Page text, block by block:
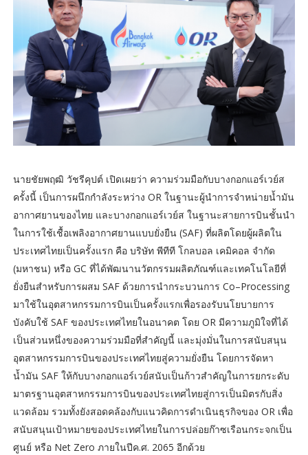
นายชัยพฤฒิ วัชรีคุปต์ เปิดเผยว่า ความร่วมมือกับบางกอกแอร์เวย์ส
ครั้งนี้ เป็นการผนึกกำลังระหว่าง OR ในฐานะผู้นำการจำหน่ายน้ำมัน
อากาศยานของไทย และบางกอกแอร์เวย์ส ในฐานะสายการบินชั้นนำ
ในการใช้เชื้อเพลิงอากาศยานแบบยั่งยืน (SAF) ที่ผลิตโดยผู้ผลิตใน
ประเทศไทยเป็นครั้งแรก คือ บริษัท พีทีที โกลบอล เคมิคอล จำกัด
(มหาชน) หรือ GC ที่ได้พัฒนานวัตกรรมผลิตภัณฑ์และเทคโนโลยีที่
ยั่งยืนสำหรับการผสม SAF ด้วยการนำกระบวนการ Co–Processing
มาใช้ในอุตสาหกรรมการบินเป็นครั้งแรกเพื่อรองรับนโยบายการ
บังคับใช้ SAF ของประเทศไทยในอนาคต โดย OR มีความภูมิใจที่ได้
เป็นส่วนหนึ่งของความร่วมมือที่สำคัญนี้ และมุ่งมั่นในการสนับสนุน
อุตสาหกรรมการบินของประเทศไทยสู่ความยั่งยืน โดยการจัดหา
น้ำมัน SAF ให้กับบางกอกแอร์เวย์สนับเป็นก้าวสำคัญในการยกระดับ
มาตรฐานอุตสาหกรรมการบินของประเทศไทยสู่การเป็นมิตรกับสิ่ง
แวดล้อม รวมทั้งยังสอดคล้องกับแนวคิดการดำเนินธุรกิจของ OR เพื่อ
สนับสนุนเป้าหมายของประเทศไทยในการปล่อยก๊าซเรือนกระจกเป็น
ศูนย์ หรือ Net Zero ภายในปีค.ศ. 2065 อีกด้วย